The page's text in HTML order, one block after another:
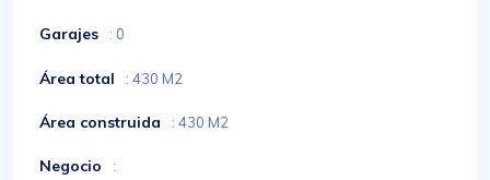
Garajes : 0
Área total : 430 M2
Área construida : 430 M2
Negocio :